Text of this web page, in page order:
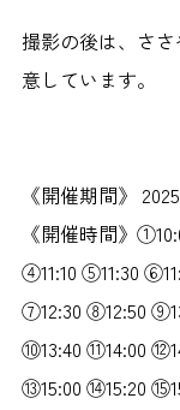
撮影の後は、さ
意しています。
《開催期間》
《開催時間》
④11:10 ⑤11:30
⑦12:30 ⑧12:50
⑩13:40 ⑪14:00
⑬15:00 ⑭15:20